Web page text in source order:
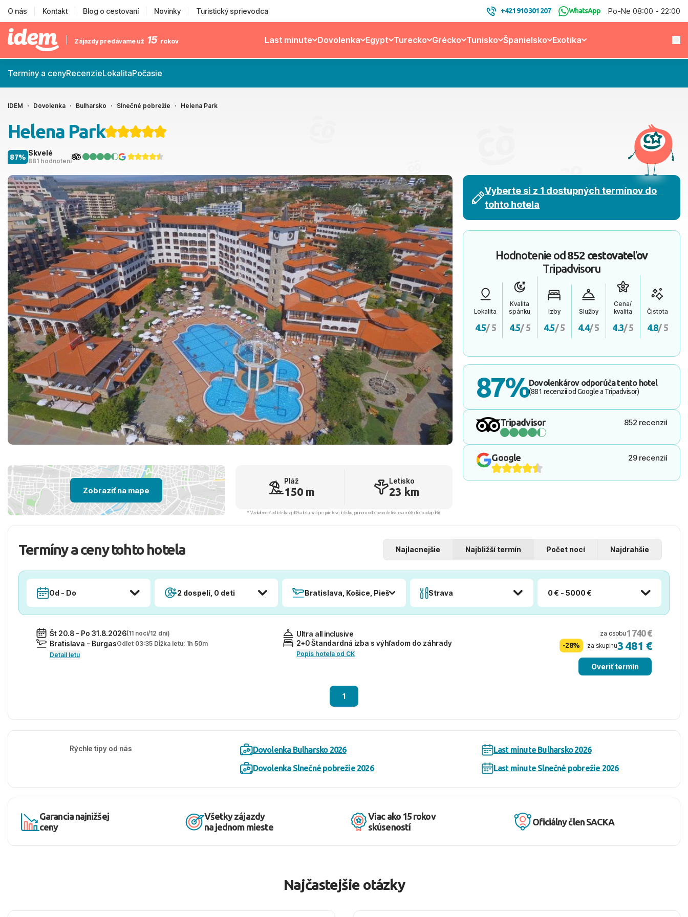
O nás Kontakt Blog o cestovaní Novinky Turistický sprievodca +421 910 301 207 WhatsApp Po-Ne 08:00 - 22:00
Zájazdy predávame už 15 rokov Last minute Dovolenka Egypt Turecko Grécko Tunisko Španielsko Exotika
Termíny a cenyRecenzieLokalitaPočasie
IDEM Dovolenka Bulharsko Slnečné pobrežie Helena Park
Helena Park
Skvelé
881 hodnotení
87%
Vyberte si z 1 dostupných termínov do
tohto hotela
Hodnotenie od852 cestovateľov
Tripadvisoru
Lokalita
4.5/ 5
Kvalita
spánku
4.5/ 5
Izby
4.5/ 5
Služby
4.4/ 5
Cena/
kvalita
4.3/ 5
Čistota
4.8/ 5
87%Dovolenkárov odporúča tento hotel
(881 recenzií od Google a Tripadvisor)
Tripadvisor 852 recenzií
Google 29 recenzií
Zobraziť na mape
Pláž
150 m
Letisko
23 km
* Vzdialenosť od letiska aj dľžka letu platí pre príletové letisko, pri inom odletovom letisku sa môžu tieto údaje líšiť.
Termíny a ceny tohto hotela Najlacnejšie Najbližší termín Počet nocí Najdrahšie
Od - Do 2 dospelí, 0 deti Bratislava, Košice, Piešťany, PopradStrava 0 € - 5000 €
Št 20.8 - Po 31.8.2026(11 nocí/12 dní)
Bratislava - BurgasOdlet 03:35 Dĺžka letu: 1h 50m
Detail letu
Ultra all inclusive
2+0 Štandardná izba s výhľadom do záhrady
Popis hotela od CK
za osobu 1 740 €
-28% za skupinu3 481 €
Overiť termín
1
Rýchle tipy od nás Dovolenka Bulharsko 2026
Last minute Bulharsko 2026
Dovolenka Slnečné pobrežie 2026
Last minute Slnečné pobrežie 2026
Garancia najnižšej
ceny
Všetky zájazdy
na jednom mieste
Viac ako 15 rokov
skúseností
Oficiálny člen SACKA
Najčastejšie otázky